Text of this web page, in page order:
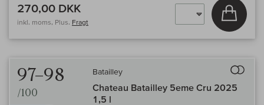
270,00 DKK
inkl. moms, Plus. Fragt
Læg i
97–98
/100
Batailley
Chateau Batailley 5eme Cru 2025
1,5 l